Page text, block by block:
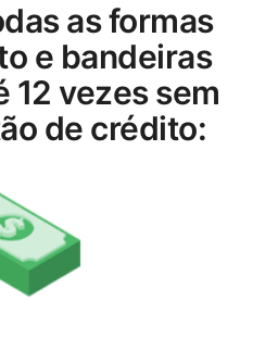
as formas
e bandeiras
12 vezes sem
de crédito: